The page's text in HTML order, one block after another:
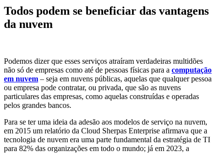
Todos podem se beneficiar das vantagens
da nuvem
Podemos dizer que esses serviços atraíram verdadeiras multidões
não só de empresas como até de pessoas físicas para a computação
em nuvem – seja em nuvens públicas, aquelas que qualquer pessoa
ou empresa pode contratar, ou privada, que são as nuvens
particulares das empresas, como aquelas construídas e operadas
pelos grandes bancos.
Para se ter uma ideia da adesão aos modelos de serviço na nuvem,
em 2015 um relatório da Cloud Sherpas Enterprise afirmava que a
tecnologia de nuvem era uma parte fundamental da estratégia de TI
para 82% das organizações em todo o mundo; já em 2023, a